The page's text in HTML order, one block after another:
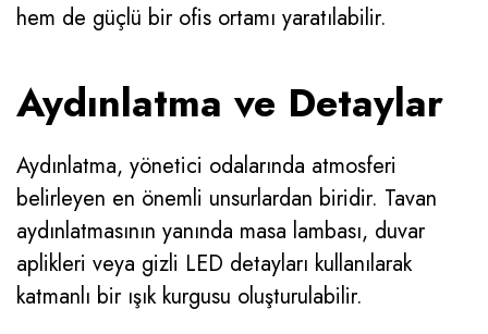
hem de güçlü bir ofis ortamı yaratılabilir.
Aydınlatma ve Detaylar
Aydınlatma, yönetici odalarında atmosferi
belirleyen en önemli unsurlardan biridir. Tavan
aydınlatmasının yanında masa lambası, duvar
aplikleri veya gizli LED detayları kullanılarak
katmanlı bir ışık kurgusu oluşturulabilir.